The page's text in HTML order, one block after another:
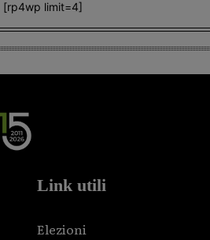
[rp4wp limit=4]
Link utili
Elezioni